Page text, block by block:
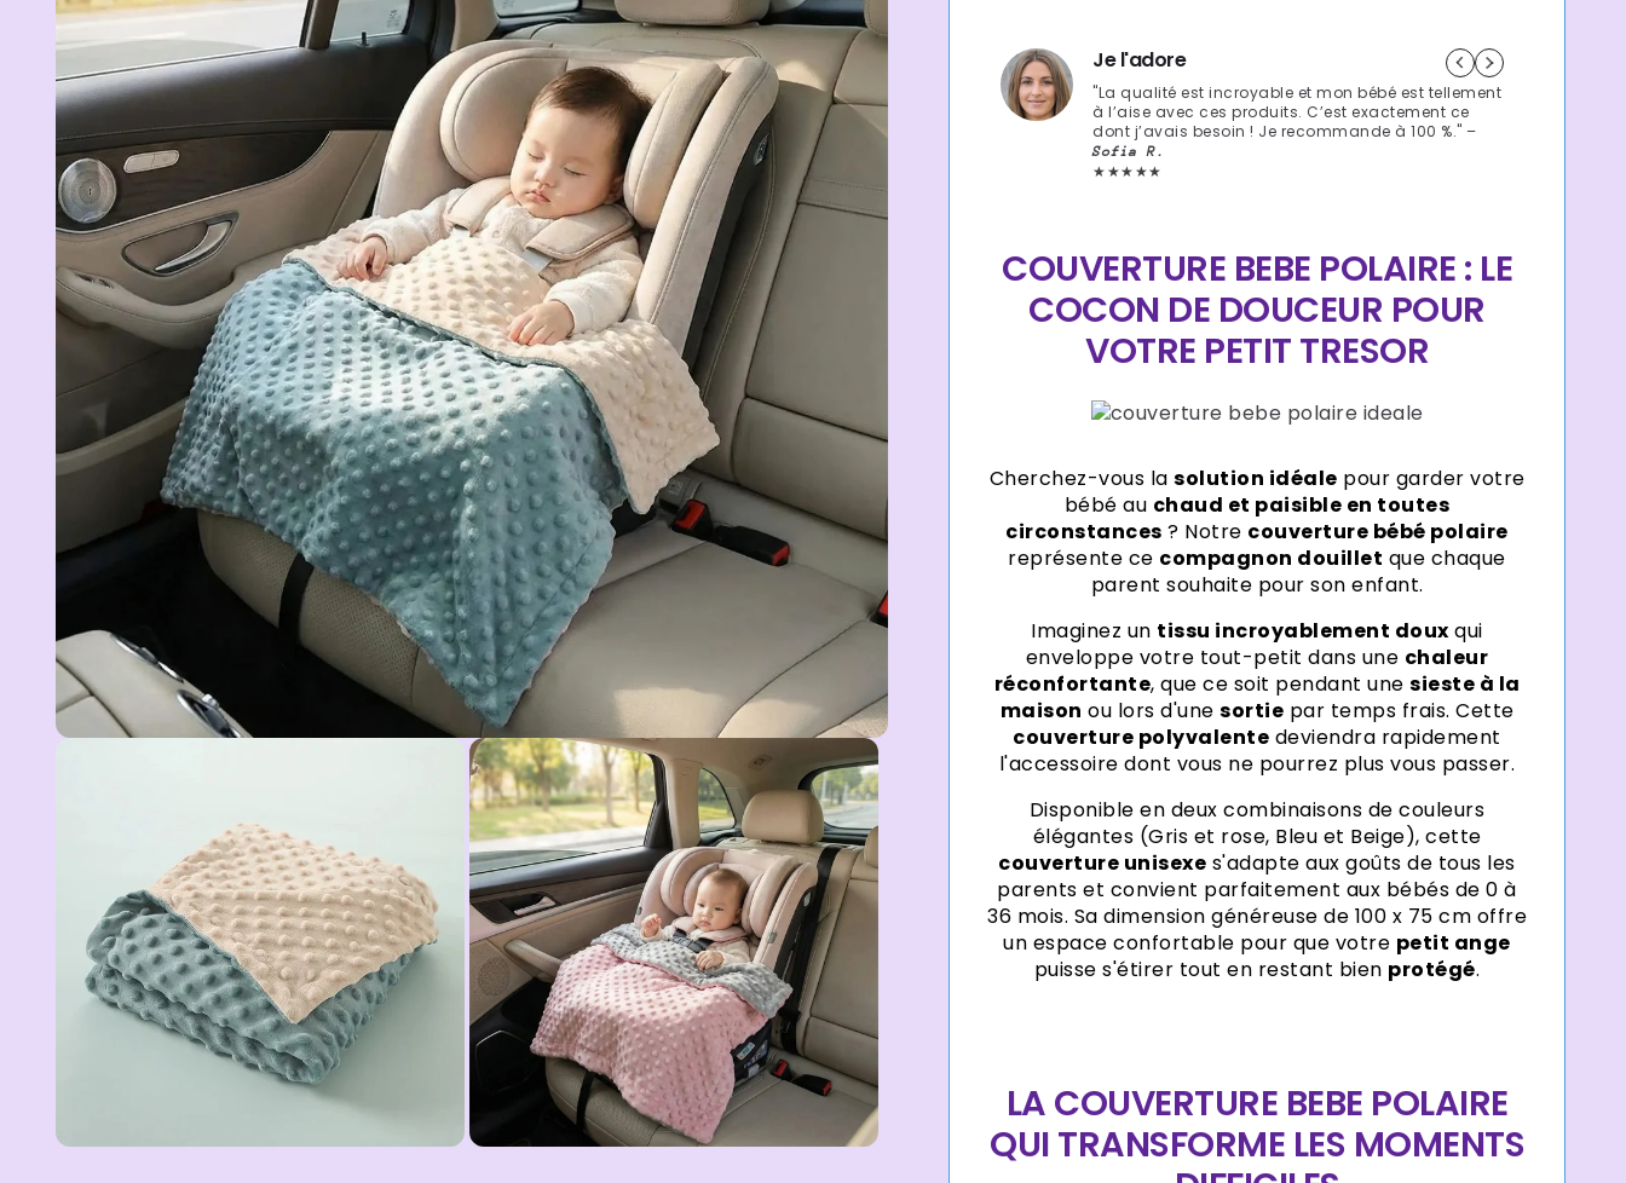
Je l'adore
"La qualité est incroyable et mon bébé est tellement
à l’aise avec ces produits. C’est exactement ce
dont j’avais besoin ! Je recommande à 100 %." –
Sofia R.
★★★★★
COUVERTURE BEBE POLAIRE : LE
COCON DE DOUCEUR POUR
VOTRE PETIT TRESOR
Cherchez-vous lasolution idéale pour garder votre
bébé au chaud et paisible en toutes
circonstances ? Notre couverture bébé polaire
représente ce compagnon douillet que chaque
parent souhaite pour son enfant.
Imaginez un tissu incroyablement doux qui
enveloppe votre tout-petit dans une chaleur
réconfortante, que ce soit pendant unesieste à la
maison ou lors d'unesortie par temps frais. Cette
couverture polyvalente deviendra rapidement
l'accessoire dont vous ne pourrez plus vous passer.
Disponible en deux combinaisons de couleurs
élégantes (Gris et rose, Bleu et Beige), cette
couverture unisexe s'adapte aux goûts de tous les
parents et convient parfaitement aux bébés de 0 à
36 mois. Sa dimension généreuse de 100 x 75 cm offre
un espace confortable pour que votre petit ange
puisse s'étirer tout en restant bien protégé.
LA COUVERTURE BEBE POLAIRE
QUI TRANSFORME LES MOMENTS